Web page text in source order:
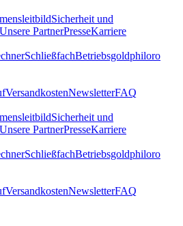
Sicherheit und
Unsere PartnerPresseKarriere
SchließfachBetriebsgoldphiloro
VersandkostenNewsletterFAQ
Sicherheit und
Unsere PartnerPresseKarriere
SchließfachBetriebsgoldphiloro
VersandkostenNewsletterFAQ